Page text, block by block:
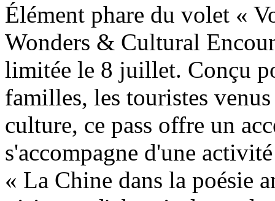
Élément phare du volet «
Wonders & Cultural
limitée le 8 juillet. Conçu
familles, les touristes
culture, ce pass offre un
s'accompagne d'une
« La Chine dans la poésie